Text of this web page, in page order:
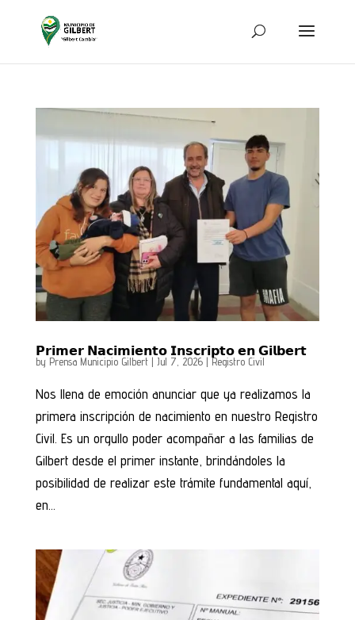
𝗣𝗿𝗶𝗺𝗲𝗿 𝗡𝗮𝗰𝗶𝗺𝗶𝗲𝗻𝘁𝗼 𝗜𝗻𝘀𝗰𝗿𝗶𝗽𝘁𝗼 𝗲𝗻 𝗚𝗶𝗹𝗯𝗲𝗿𝘁
by Prensa Municipio Gilbert| Jul 7, 2026| Registro Civil
Nos llena de emoción anunciar que ya realizamos la
primera inscripción de nacimiento en nuestro Registro
Civil. Es un orgullo poder acompañar a las familias de
Gilbert desde el primer instante, brindándoles la
posibilidad de realizar este trámite fundamental aquí,
en...